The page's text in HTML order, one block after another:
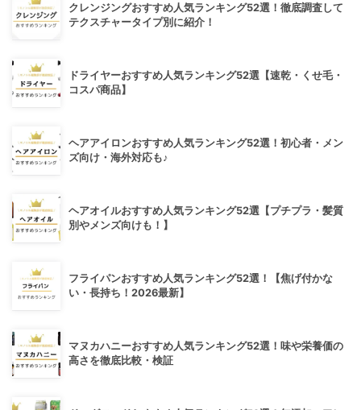
クレンジングおすすめ人気ランキング52選！徹底調査して
テクスチャータイプ別に紹介！
ドライヤーおすすめ人気ランキング52選【速乾・くせ毛・
コスパ商品】
ヘアアイロンおすすめ人気ランキング52選！初心者・メン
ズ向け・海外対応も♪
ヘアオイルおすすめ人気ランキング52選【プチプラ・髪質
別やメンズ向けも！】
フライパンおすすめ人気ランキング52選！【焦げ付かな
い・長持ち！2026最新】
マヌカハニーおすすめ人気ランキング52選！味や栄養価の
高さを徹底比較・検証